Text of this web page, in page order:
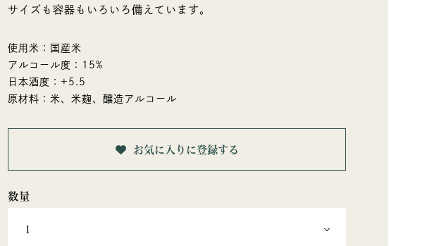
サイズも容器もいろいろ備えています。
使用米：国産米
アルコール度：15%
日本酒度：+5.5
原材料：米、米麹、醸造アルコール
お気に入りに登録する